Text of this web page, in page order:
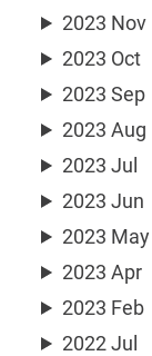
2023 Nov
2023 Oct
2023 Sep
2023 Aug
2023 Jul
2023 Jun
2023 May
2023 Apr
2023 Feb
2022 Jul